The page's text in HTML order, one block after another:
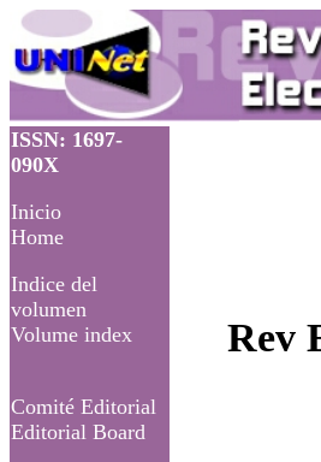
ISSN: 1697-
090X
Inicio
Home
Indice del
volumen
Volume index
Comité Editorial
Editorial Board
Rev